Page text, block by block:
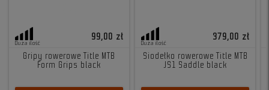
Duża ilość
99,00 zł
Gripy rowerowe Title MTB
Form Grips black
Duża ilość
379,00 zł
Siodełko rowerowe Title MTB
JS1 Saddle black